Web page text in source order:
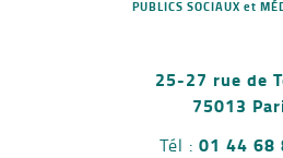
PUBLICS SOCIAUX et
25-27 rue de
75013
Tél : 01 44 68